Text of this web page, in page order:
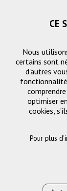
CE
Nous
certains sont
d'autres
optimiser
cookies,
Pour plus